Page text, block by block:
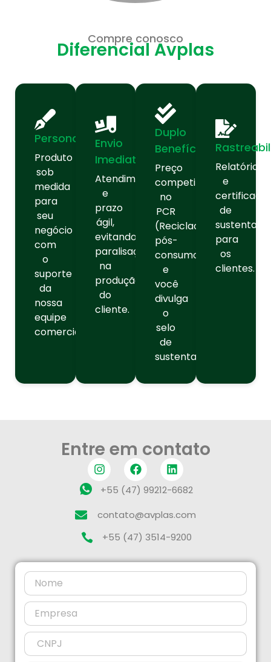
Compre conosco
Diferencial Avplas
Personalização
Produto
sob
medida
para
seu
negócio
com
o
suporte
da
nossa
equipe
comercial.
Envio
Imediato:
Atendimento
e
prazo
ágil,
evitando
paralisação
na
produção
do
cliente.
Duplo
Benefício:
Preço
competitivo
no
PCR
(Reciclado
pós-
consumo)
e
você
divulga
o
selo
de
sustentabilidade.
Relatórios
e
de
para
os
clientes.
Entre em contato
+55 (47) 99212-6682
contato@avplas.com
+55 (47) 3514-9200